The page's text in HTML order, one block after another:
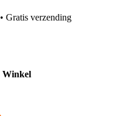
• Gratis verzending
Winkel